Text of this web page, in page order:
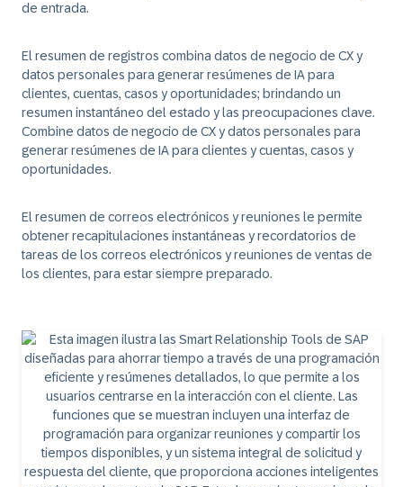
de entrada.
El resumen de registros combina datos de negocio de CX y
datos personales para generar resúmenes de IA para
clientes, cuentas, casos y oportunidades; brindando un
resumen instantáneo del estado y las preocupaciones clave.
Combine datos de negocio de CX y datos personales para
generar resúmenes de IA para clientes y cuentas, casos y
oportunidades.
El resumen de correos electrónicos y reuniones le permite
obtener recapitulaciones instantáneas y recordatorios de
tareas de los correos electrónicos y reuniones de ventas de
los clientes, para estar siempre preparado.